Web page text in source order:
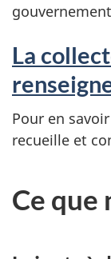
La
Pour en
recueille et
Ce que